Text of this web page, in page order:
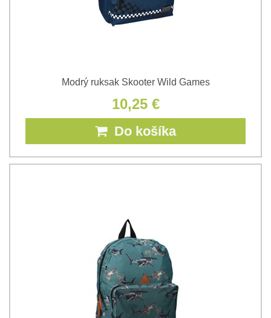
Modrý ruksak Skooter Wild Games
10,25 €
Do košíka